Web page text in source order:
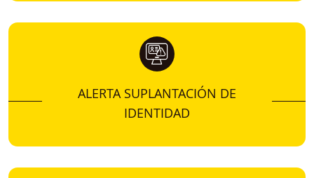
ALERTA SUPLANTACIÓN DE
IDENTIDAD